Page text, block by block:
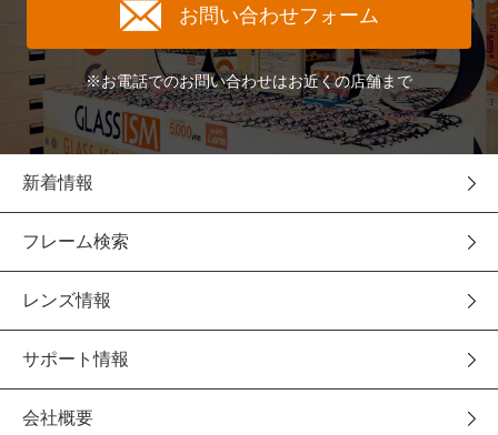
お問い合わせフォーム
※お電話でのお問い合わせはお近くの店舗まで
新着情報
フレーム検索
レンズ情報
サポート情報
会社概要